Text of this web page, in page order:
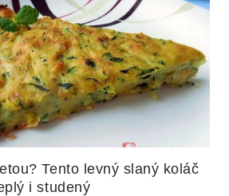
Tento levný slaný koláč
i studený